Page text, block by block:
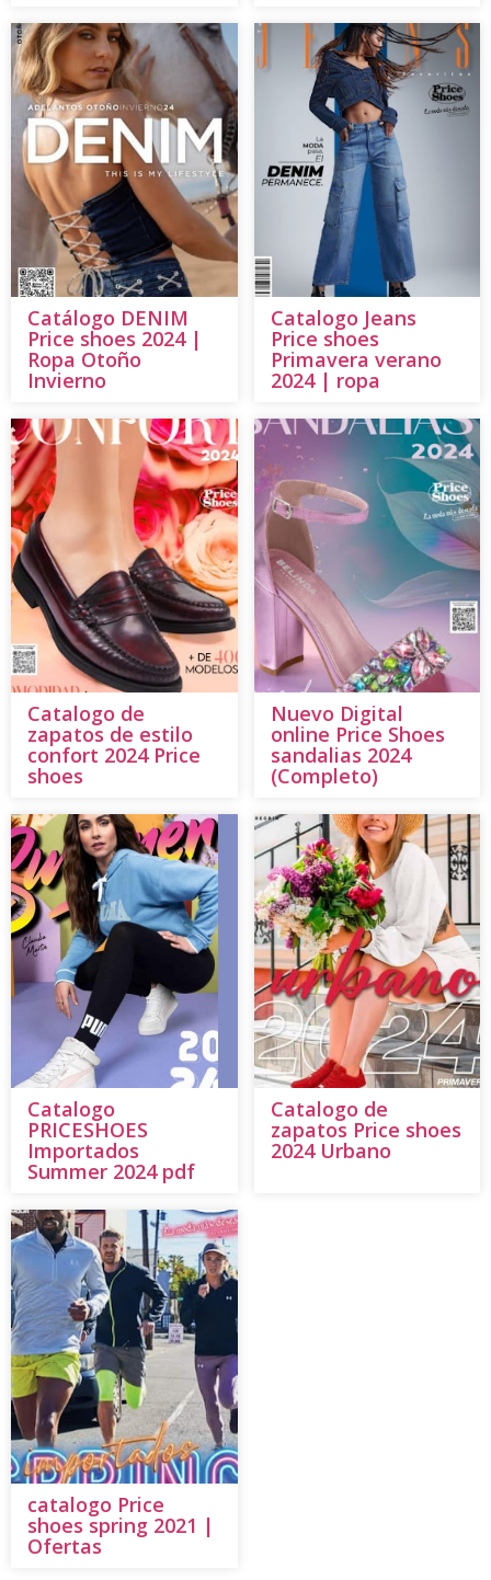
Catálogo DENIM
Price shoes 2024 |
Ropa Otoño
Invierno
Catalogo Jeans
Price shoes
Primavera verano
2024 | ropa
Catalogo de
zapatos de estilo
confort 2024 Price
shoes
Nuevo Digital
online Price Shoes
sandalias 2024
(Completo)
Catalogo
PRICESHOES
Importados
Summer 2024 pdf
Catalogo de
zapatos Price shoes
2024 Urbano
catalogo Price
shoes spring 2021 |
Ofertas